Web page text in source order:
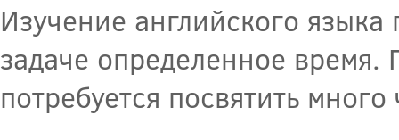
Изучение английского языка
задаче определенное
потребуется посвятить